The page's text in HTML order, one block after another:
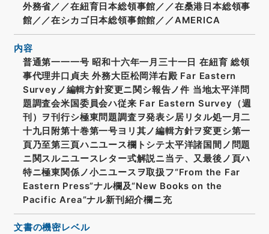
外務省／／在紐育日本総領事館／／在桑港日本総領事
館／／在シカゴ日本総領事館館／／AMERICA
内容
普通第一一一号 昭和十六年一月三十一日 在紐育 総領
事代理井口貞夫 外務大臣松岡洋右殿 Far Eastern
Surveyノ編輯方針変更ニ関シ報告ノ件 当地太平洋問
題調査会米国委員会ハ従来 Far Eastern Survey（週
刊）ヲ刊行シ極東問題調査ヲ発表シ居リタル処一月二
十九日附第十巻第一号ヨリ其ノ編輯方針ヲ変更シ第一
頁乃至第三頁ハニユース欄トシテ太平洋諸国間ノ問題
ニ関スルニユースレター式解説ニ当テ、又最後ノ頁ハ
特ニ極東関係ノ小ニユースヲ取扱フ“From the Far
Eastern Press”ナル欄及“New Books on the
Pacific Area”ナル新刊紹介欄ニ充
文書の機密レベル